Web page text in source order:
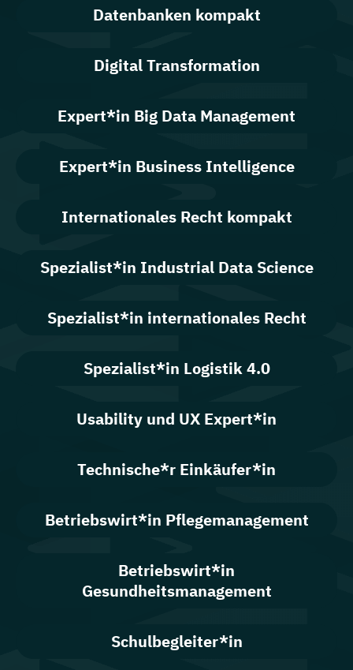
Datenbanken kompakt
Digital Transformation
Expert*in Big Data Management
Expert*in Business Intelligence
Internationales Recht kompakt
Spezialist*in Industrial Data Science
Spezialist*in internationales Recht
Spezialist*in Logistik 4.0
Usability und UX Expert*in
Technische*r Einkäufer*in
Betriebswirt*in Pflegemanagement
Betriebswirt*in
Gesundheitsmanagement
Schulbegleiter*in